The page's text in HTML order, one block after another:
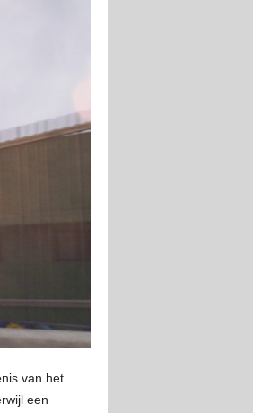
van het
een